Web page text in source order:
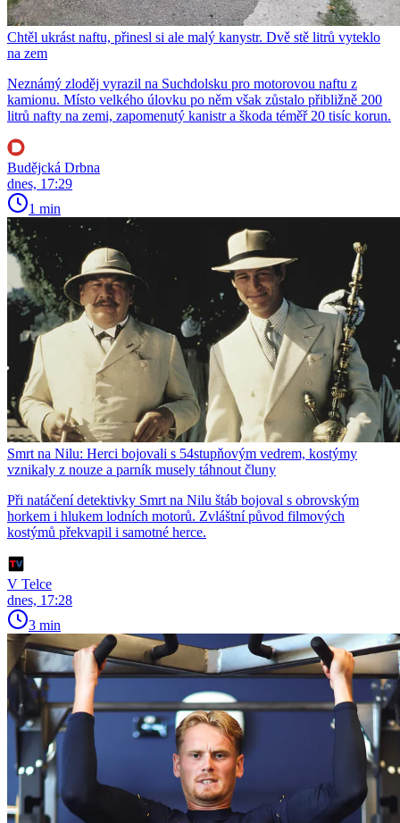
Chtěl ukrást naftu, přinesl si ale malý kanystr. Dvě stě litrů vyteklo
na zem
Neznámý zloděj vyrazil na Suchdolsku pro motorovou naftu z
kamionu. Místo velkého úlovku po něm však zůstalo přibližně 200
litrů nafty na zemi, zapomenutý kanistr a škoda téměř 20 tisíc korun.
Budějcká Drbna
dnes, 17:29
1 min
Smrt na Nilu: Herci bojovali s 54stupňovým vedrem, kostýmy
vznikaly z nouze a parník musely táhnout čluny
Při natáčení detektivky Smrt na Nilu štáb bojoval s obrovským
horkem i hlukem lodních motorů. Zvláštní původ filmových
kostýmů překvapil i samotné herce.
V Telce
dnes, 17:28
3 min